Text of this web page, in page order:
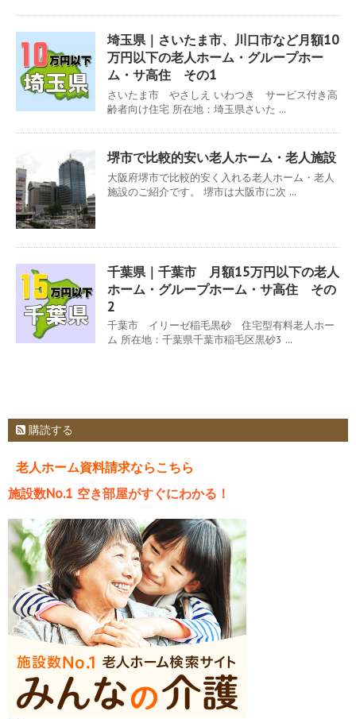
埼玉県｜さいたま市、川口市など月額10
万円以下の老人ホーム・グループホー
ム・サ高住 その1
さいたま市 やさしえ いわつき サービス付き高
齢者向け住宅 所在地：埼玉県さいた ...
堺市で比較的安い老人ホーム・老人施設
大阪府堺市で比較的安く入れる老人ホーム・老人
施設のご紹介です。 堺市は大阪市に次 ...
千葉県｜千葉市 月額15万円以下の老人
ホーム・グループホーム・サ高住 その
2
千葉市 イリーゼ稲毛黒砂 住宅型有料老人ホー
ム 所在地：千葉県千葉市稲毛区黒砂3 ...
購読する
老人ホーム資料請求ならこちら
施設数No.1 空き部屋がすぐにわかる！